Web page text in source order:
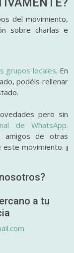
del movimiento,
sobre charlas e
grupos locales. En
podéis rellenar
pero sin
de WhatsApp.
amigos de otras
este movimiento. ¡
a tu